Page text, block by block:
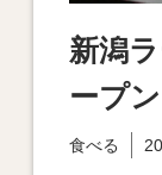
新潟
ープ
食べる